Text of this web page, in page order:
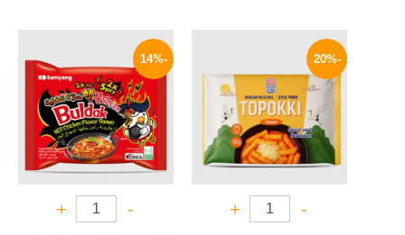
-20%
-
+
199 EGP.
-14%
-
+
هو:
150 EGP.
هو:
129 EGP.